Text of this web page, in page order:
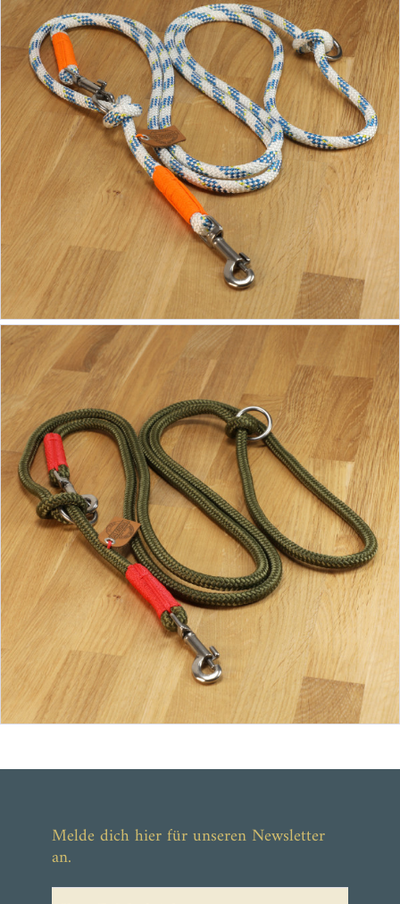
54,90 €
ab 59,90 €
Melde dich hier für unseren Newsletter
an.